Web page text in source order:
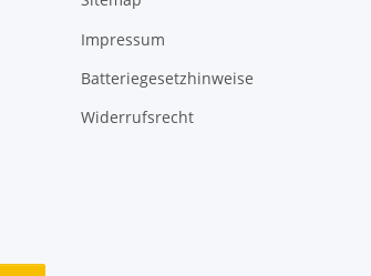
Impressum
Batteriegesetzhinweise
Widerrufsrecht